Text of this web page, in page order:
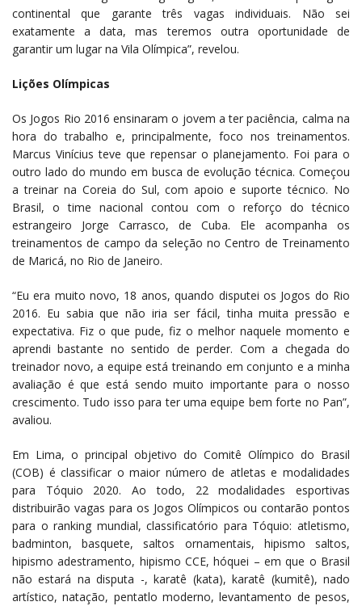
continental que garante três vagas individuais. Não sei
exatamente a data, mas teremos outra oportunidade de
garantir um lugar na Vila Olímpica”, revelou.
Lições Olímpicas
Os Jogos Rio 2016 ensinaram o jovem a ter paciência, calma na
hora do trabalho e, principalmente, foco nos treinamentos.
Marcus Vinícius teve que repensar o planejamento. Foi para o
outro lado do mundo em busca de evolução técnica. Começou
a treinar na Coreia do Sul, com apoio e suporte técnico. No
Brasil, o time nacional contou com o reforço do técnico
estrangeiro Jorge Carrasco, de Cuba. Ele acompanha os
treinamentos de campo da seleção no Centro de Treinamento
de Maricá, no Rio de Janeiro.
“Eu era muito novo, 18 anos, quando disputei os Jogos do Rio
2016. Eu sabia que não iria ser fácil, tinha muita pressão e
expectativa. Fiz o que pude, fiz o melhor naquele momento e
aprendi bastante no sentido de perder. Com a chegada do
treinador novo, a equipe está treinando em conjunto e a minha
avaliação é que está sendo muito importante para o nosso
crescimento. Tudo isso para ter uma equipe bem forte no Pan”,
avaliou.
Em Lima, o principal objetivo do Comitê Olímpico do Brasil
(COB) é classificar o maior número de atletas e modalidades
para Tóquio 2020. Ao todo, 22 modalidades esportivas
distribuirão vagas para os Jogos Olímpicos ou contarão pontos
para o ranking mundial, classificatório para Tóquio: atletismo,
badminton, basquete, saltos ornamentais, hipismo saltos,
hipismo adestramento, hipismo CCE, hóquei – em que o Brasil
não estará na disputa -, karatê (kata), karatê (kumitê), nado
artístico, natação, pentatlo moderno, levantamento de pesos,